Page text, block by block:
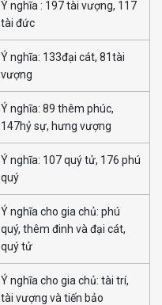
Ý nghĩa : 197 tài vượng, 117
tài đức
Ý nghĩa: 133đại cát, 81tài
vượng
Ý nghĩa: 89 thêm phúc,
147hỷ sự, hưng vượng
Ý nghĩa: 107 quý tử, 176 phú
quý
Ý nghĩa cho gia chủ: phú
quý, thêm đinh và đại cát,
quý tử
Ý nghĩa cho gia chủ: tài trí,
tài vượng và tiến bảo